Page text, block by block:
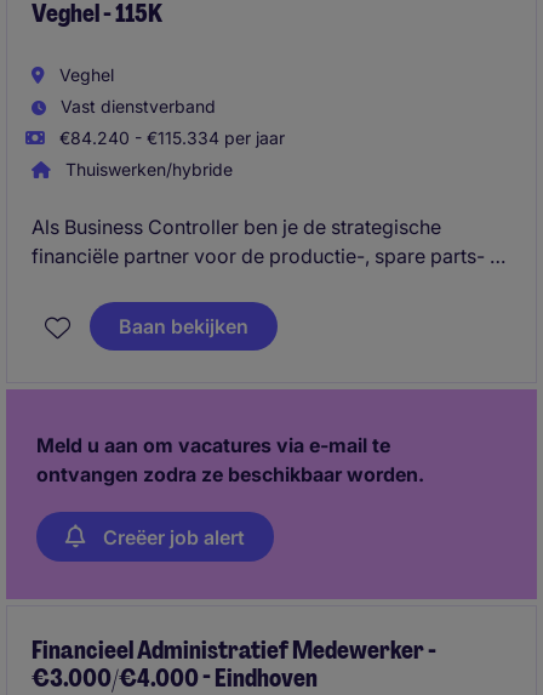
Veghel - 115K
Veghel
Vast dienstverband
€84.240 - €115.334 per jaar
Thuiswerken/hybride
Als Business Controller ben je de strategische
financiële partner voor de productie-, spare parts- en
transitie van een traditionele productiesite naar een
meer R&D-gedreven omgeving.
Baan bekijken
Meld u aan om vacatures via e-mail te
ontvangen zodra ze beschikbaar worden.
Creëer job alert
Financieel Administratief Medewerker -
€3.000/€4.000 - Eindhoven